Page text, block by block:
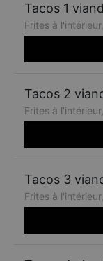
Tacos 1
Frites à
Tacos 2
Frites à
Tacos 3
Frites à